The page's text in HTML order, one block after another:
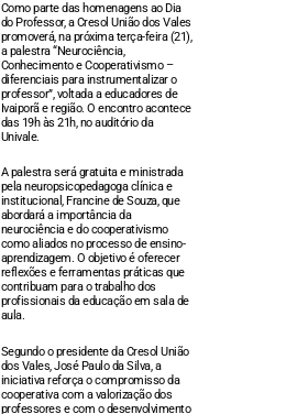
Como parte das homenagens ao Dia
do Professor, a Cresol União dos Vales
promoverá, na próxima terça-feira (21),
a palestra “Neurociência,
Conhecimento e Cooperativismo –
diferenciais para instrumentalizar o
professor”, voltada a educadores de
Ivaiporã e região. O encontro acontece
das 19h às 21h, no auditório da
Univale.
A palestra será gratuita e ministrada
pela neuropsicopedagoga clínica e
institucional, Francine de Souza, que
abordará a importância da
neurociência e do cooperativismo
como aliados no processo de ensino-
aprendizagem. O objetivo é oferecer
reflexões e ferramentas práticas que
contribuam para o trabalho dos
profissionais da educação em sala de
aula.
Segundo o presidente da Cresol União
dos Vales, José Paulo da Silva, a
iniciativa reforça o compromisso da
cooperativa com a valorização dos
professores e com o desenvolvimento